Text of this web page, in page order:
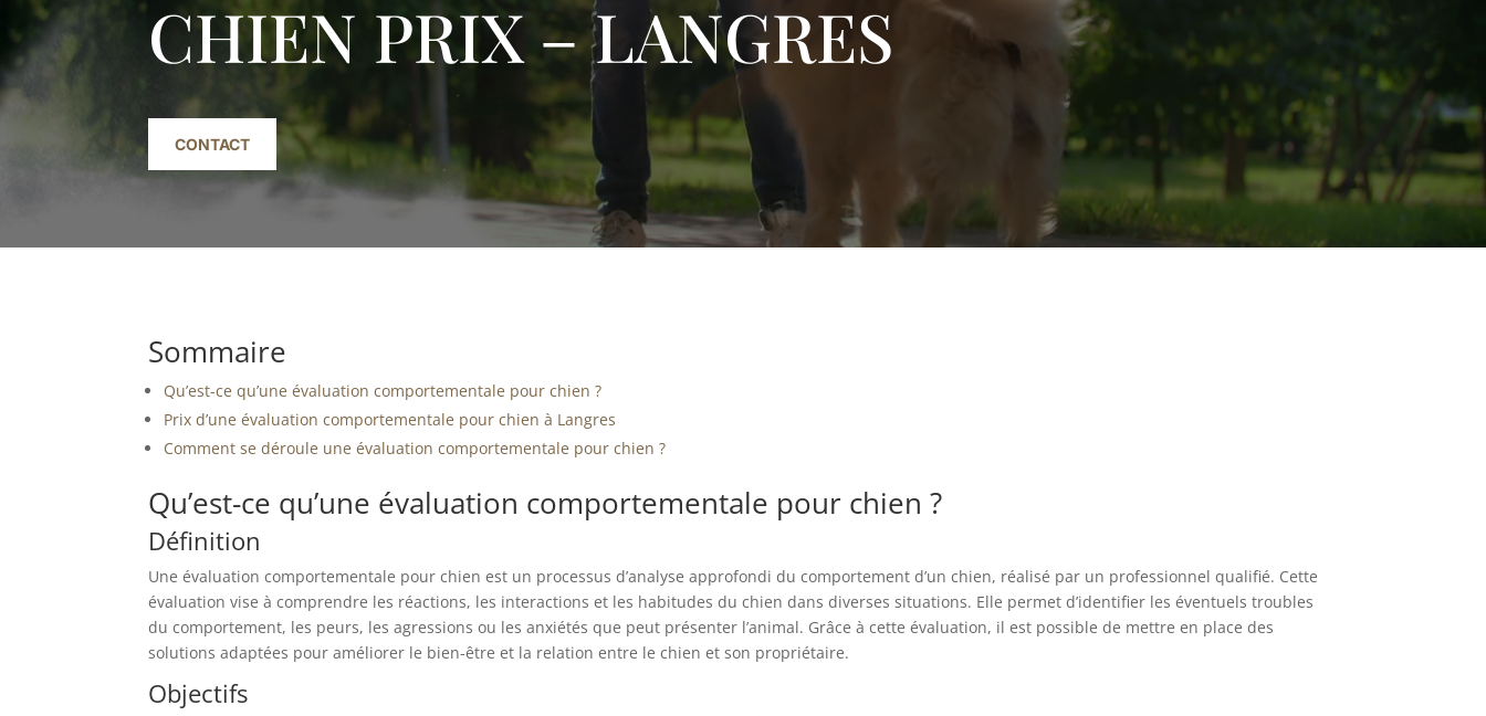
CHIEN PRIX – LANGRES
CONTACT
Sommaire
Qu’est-ce qu’une évaluation comportementale pour chien ?
Prix d’une évaluation comportementale pour chien à Langres
Comment se déroule une évaluation comportementale pour chien ?
Qu’est-ce qu’une évaluation comportementale pour chien ?
Définition
Une évaluation comportementale pour chien est un processus d’analyse approfondi du comportement d’un chien, réalisé par un professionnel qualifié. Cette
évaluation vise à comprendre les réactions, les interactions et les habitudes du chien dans diverses situations. Elle permet d’identifier les éventuels troubles
du comportement, les peurs, les agressions ou les anxiétés que peut présenter l’animal. Grâce à cette évaluation, il est possible de mettre en place des
solutions adaptées pour améliorer le bien-être et la relation entre le chien et son propriétaire.
Objectifs